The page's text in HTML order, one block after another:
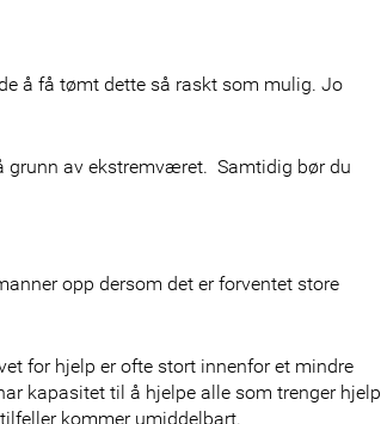
å få tømt dette så raskt som mulig. Jo
grunn av ekstremværet. Samtidig bør du
opp dersom det er forventet store
for hjelp er ofte stort innenfor et mindre
kapasitet til å hjelpe alle som trenger hjelp
kommer umiddelbart.